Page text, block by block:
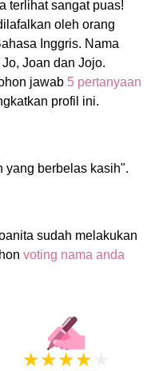
terlihat sangat puas!
oleh orang
Inggris. Nama
Joan dan Jojo.
jawab 5 pertanyaan
profil ini.
yang berbelas kasih".
sudah melakukan
voting nama anda
★★★★